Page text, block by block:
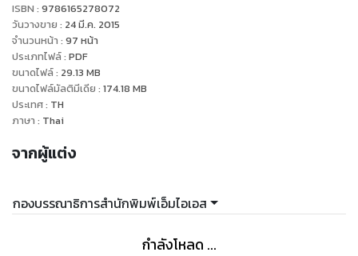
ISBN : 9786165278072
วันวางขาย : 24 มี.ค. 2015
จำนวนหน้า : 97 หน้า
ประเภทไฟล์: PDF
ขนาดไฟล์: 29.13 MB
ขนาดไฟล์มัลติมีเดีย : 174.18 MB
ประเทศ: TH
ภาษา : Thai
จากผู้แต่ง
กองบรรณาธิการสำนักพิมพ์เอ็มไอเอส
กำลังโหลด ...